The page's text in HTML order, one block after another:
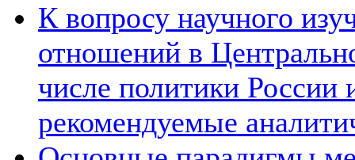
К вопросу научного
отношений в
числе политики России
рекомендуемые